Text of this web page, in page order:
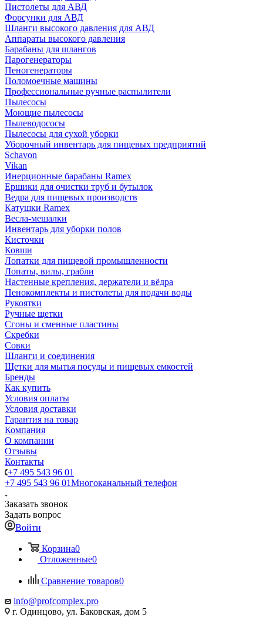
Пистолеты для АВД
Форсунки для АВД
Шланги высокого давления для АВД
Аппараты высокого давления
Барабаны для шлангов
Парогенераторы
Пеногенераторы
Поломоечные машины
Профессиональные ручные распылители
Пылесосы
Моющие пылесосы
Пылеводососы
Пылесосы для сухой уборки
Уборочный инвентарь для пищевых предприятий
Schavon
Vikan
Инерционные барабаны Ramex
Ершики для очистки труб и бутылок
Ведра для пищевых производств
Катушки Ramex
Весла-мешалки
Инвентарь для уборки полов
Кисточки
Ковши
Лопатки для пищевой промышленности
Лопаты, вилы, грабли
Настенные крепления, держатели и вёдра
Пенокомплекты и пистолеты для подачи воды
Рукоятки
Ручные щетки
Сгоны и сменные пластины
Скребки
Совки
Шланги и соединения
Щетки для мытья посуды и пищевых емкостей
Бренды
Как купить
Условия оплаты
Условия доставки
Гарантия на товар
Компания
О компании
Отзывы
Контакты
+7 495 543 96 01
+7 495 543 96 01Многоканальный телефон
Заказать звонок
Задать вопрос
Войти
Корзина0
Отложенные0
Сравнение товаров0
info@profcomplex.pro
г. Одинцово, ул. Баковская, дом 5